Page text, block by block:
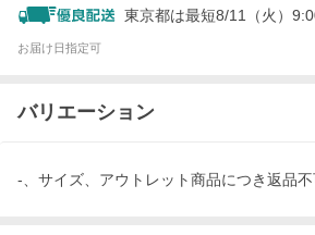
東京都は最短8/11（火）
お届け日指定可
バリエーション
-、サイズ、アウトレット商品につき返品